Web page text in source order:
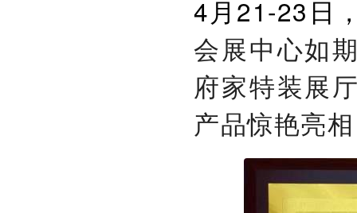
4月21-23日
会展中心如
府家特装展
产品惊艳亮